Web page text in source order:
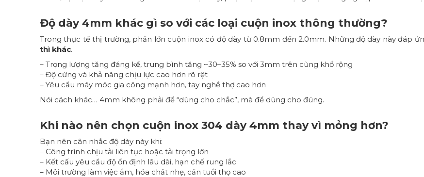
Độ dày 4mm khác gì so với các loại cuộn inox thông thường?
Trong thực tế thị trường, phần lớn cuộn inox có độ dày từ 0.8mm đến 2.0mm. Những độ dày này đáp
thì khác.
– Trọng lượng tăng đáng kể, trung bình tăng ~30–35% so với 3mm trên cùng khổ rộng
– Độ cứng và khả năng chịu lực cao hơn rõ rệt
– Yêu cầu máy móc gia công mạnh hơn, tay nghề thợ cao hơn
Nói cách khác… 4mm không phải để “dùng cho chắc”, mà để dùng cho đúng.
Khi nào nên chọn cuộn inox 304 dày 4mm thay vì mỏng hơn?
Bạn nên cân nhắc độ dày này khi:
– Công trình chịu tải liên tục hoặc tải trọng lớn
– Kết cấu yêu cầu độ ổn định lâu dài, hạn chế rung lắc
– Môi trường làm việc ẩm, hóa chất nhẹ, cần tuổi thọ cao